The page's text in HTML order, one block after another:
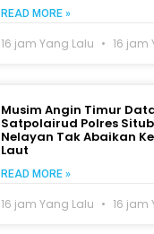
READ MORE »
16 jam Yang Lalu 16 jam
Musim Angin Timur
Satpolairud Polres
Nelayan Tak Abaikan
Laut
READ MORE »
16 jam Yang Lalu 16 jam